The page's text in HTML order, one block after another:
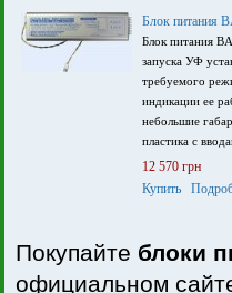
Блок питания
Блок питания
запуска УФ
требуемого
индикации ее
небольшие
пластика с
12 570 грн
Купить
Покупайте блоки
официальном